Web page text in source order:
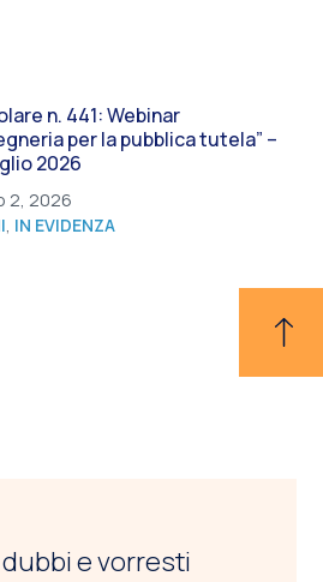
n. 441: Webinar
per la pubblica tutela” –
2026
2, 2026
, IN EVIDENZA
dubbi e vorresti